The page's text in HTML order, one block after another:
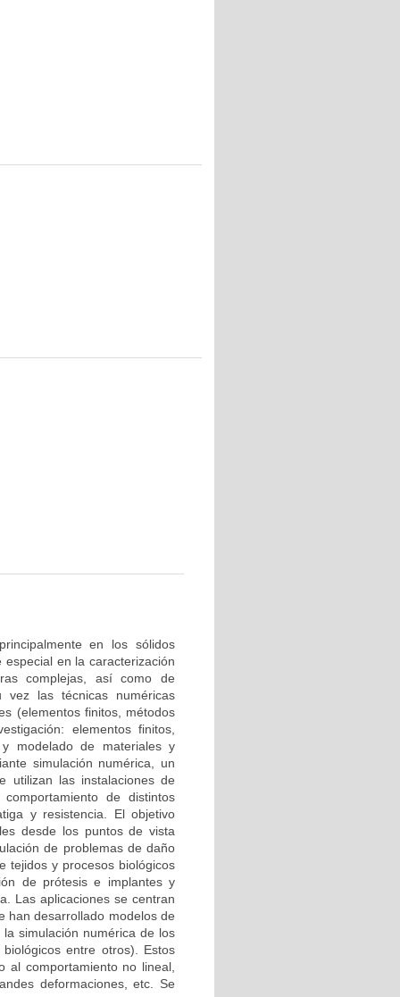
en los sólidos
en la caracterización
complejas, así como de
las técnicas numéricas
(elementos finitos, métodos
elementos finitos,
y modelado de materiales y
simulación numérica, un
utilizan las instalaciones de
de distintos
y resistencia. El objetivo
desde los puntos de vista
de problemas de daño
tejidos y procesos biológicos
de prótesis e implantes y
Las aplicaciones se centran
han desarrollado modelos de
simulación numérica de los
entre otros). Estos
al comportamiento no lineal,
deformaciones, etc. Se